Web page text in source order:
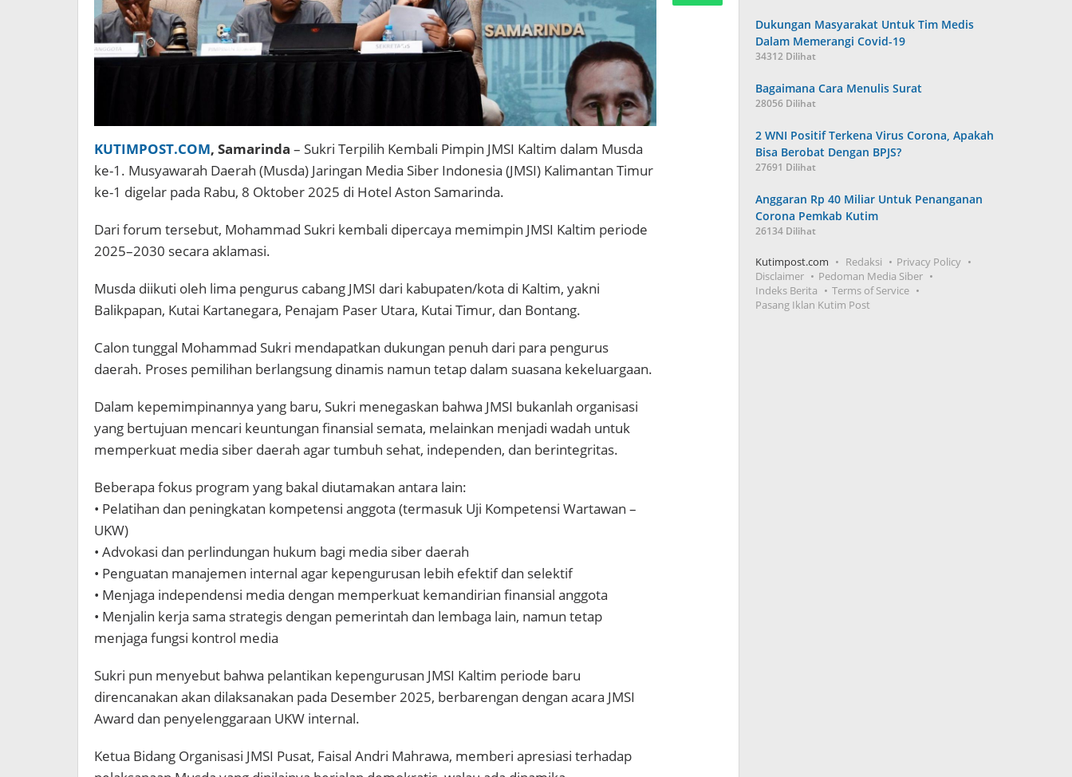
KUTIMPOST.COM, Samarinda – Sukri Terpilih Kembali Pimpin JMSI Kaltim dalam Musda
ke-1. Musyawarah Daerah (Musda) Jaringan Media Siber Indonesia (JMSI) Kalimantan Timur
ke-1 digelar pada Rabu, 8 Oktober 2025 di Hotel Aston Samarinda.
Dari forum tersebut, Mohammad Sukri kembali dipercaya memimpin JMSI Kaltim periode
2025–2030 secara aklamasi.
Musda diikuti oleh lima pengurus cabang JMSI dari kabupaten/kota di Kaltim, yakni
Balikpapan, Kutai Kartanegara, Penajam Paser Utara, Kutai Timur, dan Bontang.
Calon tunggal Mohammad Sukri mendapatkan dukungan penuh dari para pengurus
daerah. Proses pemilihan berlangsung dinamis namun tetap dalam suasana kekeluargaan.
Dalam kepemimpinannya yang baru, Sukri menegaskan bahwa JMSI bukanlah organisasi
yang bertujuan mencari keuntungan finansial semata, melainkan menjadi wadah untuk
memperkuat media siber daerah agar tumbuh sehat, independen, dan berintegritas.
Beberapa fokus program yang bakal diutamakan antara lain:
• Pelatihan dan peningkatan kompetensi anggota (termasuk Uji Kompetensi Wartawan –
UKW)
• Advokasi dan perlindungan hukum bagi media siber daerah
• Penguatan manajemen internal agar kepengurusan lebih efektif dan selektif
• Menjaga independensi media dengan memperkuat kemandirian finansial anggota
• Menjalin kerja sama strategis dengan pemerintah dan lembaga lain, namun tetap
menjaga fungsi kontrol media
Sukri pun menyebut bahwa pelantikan kepengurusan JMSI Kaltim periode baru
direncanakan akan dilaksanakan pada Desember 2025, berbarengan dengan acara JMSI
Award dan penyelenggaraan UKW internal.
Ketua Bidang Organisasi JMSI Pusat, Faisal Andri Mahrawa, memberi apresiasi terhadap
Dukungan Masyarakat Untuk Tim Medis
Dalam Memerangi Covid-19
34312 Dilihat
Bagaimana Cara Menulis Surat
28056 Dilihat
2 WNI Positif Terkena Virus Corona, Apakah
Bisa Berobat Dengan BPJS?
27691 Dilihat
Anggaran Rp 40 Miliar Untuk Penanganan
Corona Pemkab Kutim
26134 Dilihat
Kutimpost.com Redaksi
Privacy Policy
Disclaimer
Pedoman Media Siber
Indeks Berita
Terms of Service
Pasang Iklan Kutim Post